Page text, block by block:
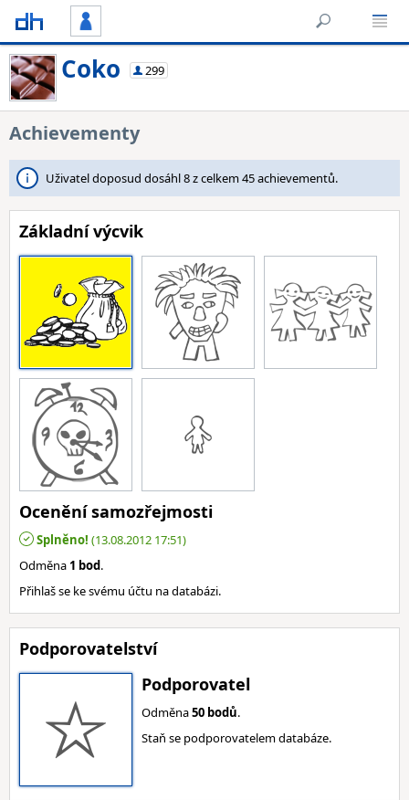
Coko 299
Achievementy
Uživatel doposud dosáhl 8 z celkem 45 achievementů.
Základní výcvik
Ocenění samozřejmosti
Splněno! (13.08.2012 17:51)
Odměna 1 bod.
Přihlaš se ke svému účtu na databázi.
Podporovatelství
Podporovatel
Odměna50 bodů.
Staň se podporovatelem databáze.